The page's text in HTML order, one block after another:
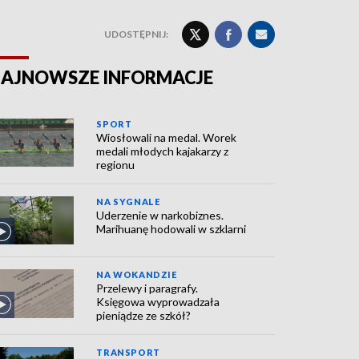
UDOSTĘPNIJ:
INFORMACJE
SPORT
Wiosłowali na medal. Worek
medali młodych kajakarzy z
regionu
NA SYGNALE
Uderzenie w narkobiznes.
Marihuanę hodowali w szklarni
NA WOKANDZIE
Przelewy i paragrafy.
Księgowa wyprowadzała
pieniądze ze szkół?
TRANSPORT